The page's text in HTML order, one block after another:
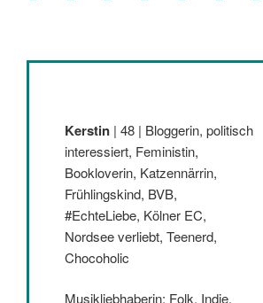
Kerstin | 48 | Bloggerin, politisch
interessiert, Feministin,
Bookloverin, Katzennärrin,
Frühlingskind, BVB,
#EchteLiebe, Kölner EC,
Nordsee verliebt, Teenerd,
Chocoholic
Musikliebhaberin: Folk, Indie,